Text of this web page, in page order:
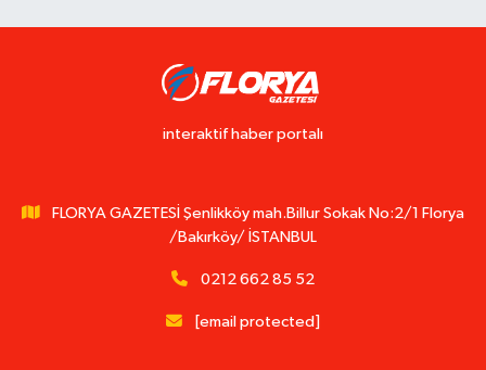
interaktif haber portalı
FLORYA GAZETESİ Şenlikköy mah.Billur Sokak No:2/1 Florya
/Bakırköy/ İSTANBUL
0212 662 85 52
[email protected]